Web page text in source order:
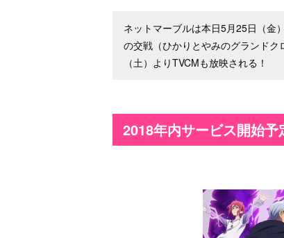
ネットマーブルは本日5月25日（金
の交戦（ひかりとやみのグランド
（土）よりTVCMも放映される！
2018年内サービス開始